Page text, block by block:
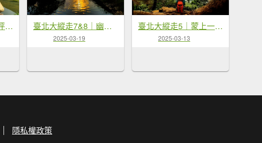
臺北大縱走1｜二子坪至關渡 臺北大縱走7&8｜幽徑踏青探仙神
2025-03-19
臺北大縱走5｜蒙上一層輕柔的紗
2025-03-13
隱私權政策